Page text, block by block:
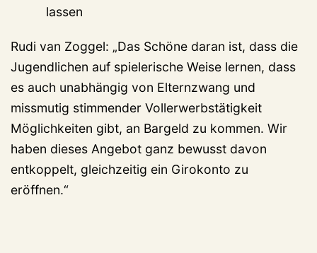
lassen
Rudi van Zoggel: „Das Schöne daran ist, dass die
Jugendlichen auf spielerische Weise lernen, dass
es auch unabhängig von Elternzwang und
missmutig stimmender Vollerwerbstätigkeit
Möglichkeiten gibt, an Bargeld zu kommen. Wir
haben dieses Angebot ganz bewusst davon
entkoppelt, gleichzeitig ein Girokonto zu
eröffnen.“